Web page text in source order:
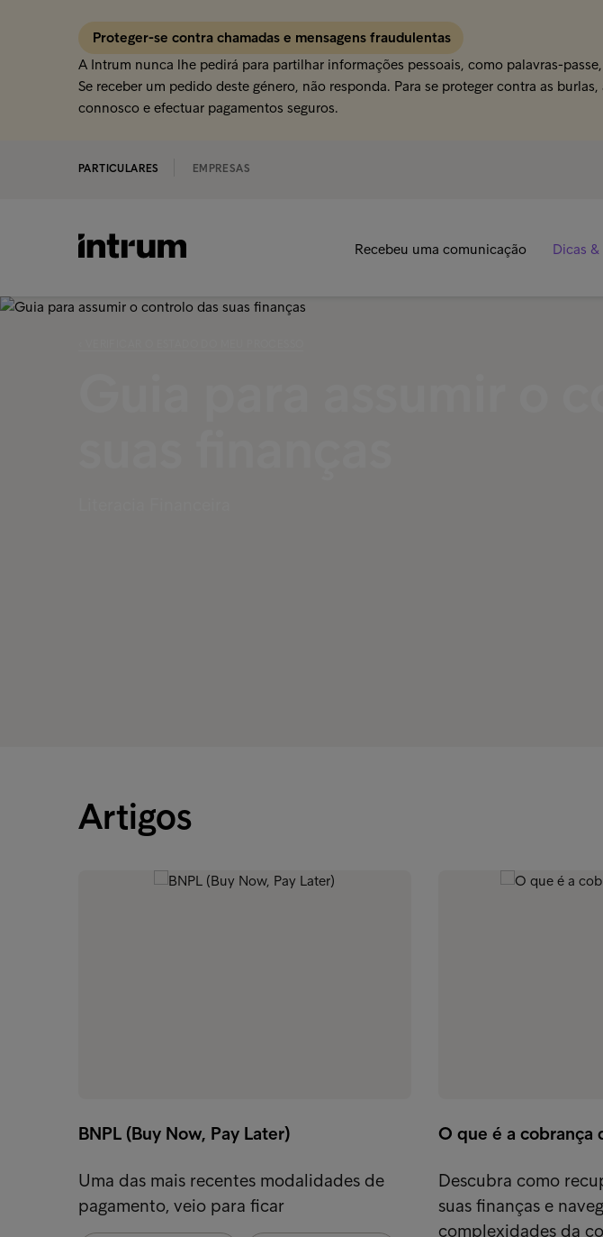
Proteger-se contra chamadas e mensagens fraudulentas
A Intrum nunca lhe pedirá para partilhar informações pessoais, como palavras-
Se receber um pedido deste género, não responda. Para se proteger contra as
connosco e efectuar pagamentos seguros.
PARTICULARES EMPRESAS
Recebeu uma comunicação Dicas
Artigos
BNPL (Buy Now, Pay Later)
Uma das mais recentes modalidades de
pagamento, veio para ficar
O que é a cobrança
Descubra como
suas finanças e
complexidades da